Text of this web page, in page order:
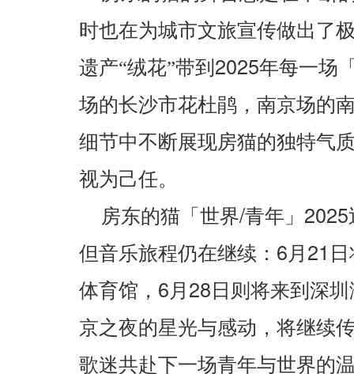
时也在️为城市文旅宣传做出了
遗产“绒花”带到2025年每一场
场的长沙市花杜鹃，南京场的
细节中不断展现房猫的独特气
视为己任。
房东的猫「世界/青年」 2025
但音乐旅程仍在继续： 6 月 21
体育馆， 6 月 28日则将来到深
京之夜的星光与感动，将继续
歌迷共赴下一场青年与世界的